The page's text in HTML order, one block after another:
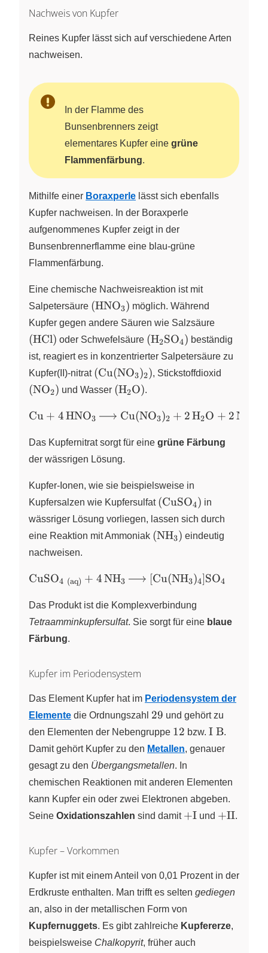
Nachweis von Kupfer
Reines Kupfer lässt sich auf verschiedene Arten
nachweisen.
In der Flamme des
Bunsenbrenners zeigt
elementares Kupfer eine grüne
Flammenfärbung.
Mithilfe einer Boraxperle lässt sich ebenfalls
Kupfer nachweisen. In der Boraxperle
aufgenommenes Kupfer zeigt in der
Bunsenbrennerflamme eine blau-grüne
Flammenfärbung.
Eine chemische Nachweisreaktion ist mit
Salpetersäure \left(
\ce{HNO3}
(HNOX
3) möglich. Während
Kupfer gegen andere Säuren wie Salzsäure
\ce{HCl}
\right)
(HCl) oder Schwefelsäure \left(
\ce{H2SO4}
\right)
(HX
2SOX
4) beständig
ist, reagiert es in konzentrierter Salpetersäure zu
Kupfer(II)-nitrat \left(
\ce{Cu(NO3)2}
\right)
(Cu(NOX
3)X
2), Stickstoffdioxid
(NOX
2) und Wasser \left(
\right)
(HX
2O).
\ce{Cu +
>
Cu(NO3)2
+ 2 NO2}
Cu + 4HNOX
3 Cu(NOX
3)X
2 + 2HX
2O + 2NO
Das Kupfernitrat sorgt für eine grüne Färbung
der wässrigen Lösung.
Kupfer-Ionen, wie sie beispielsweise in
Kupfersalzen wie Kupfersulfat \left(
\ce{CuSO4}
\right)
(CuSOX
4) in
wässriger Lösung vorliegen, lassen sich durch
eine Reaktion mit Ammoniak \left(
(NHX
3) eindeutig
nachweisen.
\ce{CuSO4
+ 4 NH3 ->
[Cu(NH3)4]SO4}
CuSOX
4 X
(aq) + 4NHX
3 [Cu(NHX
3)X
4]SOX
4
Das Produkt ist die Komplexverbindung
Tetraamminkupfersulfat. Sie sorgt für eine blaue
Färbung.
Kupfer im Periodensystem
Das Element Kupfer hat im Periodensystem der
Elemente die Ordnungszahl 29
29 und gehört zu
den Elementen der Nebengruppe 12
12 bzw. \text{I
B}
I B.
Damit gehört Kupfer zu den Metallen, genauer
gesagt zu den Übergangsmetallen. In
chemischen Reaktionen mit anderen Elementen
kann Kupfer ein oder zwei Elektronen abgeben.
Seine Oxidationszahlen sind damit \text{+I}
+I und +II.
Kupfer – Vorkommen
Kupfer ist mit einem Anteil von 0,01 Prozent in der
Erdkruste enthalten. Man trifft es selten gediegen
an, also in der metallischen Form von
Kupfernuggets. Es gibt zahlreiche Kupfererze,
beispielsweise Chalkopyrit, früher auch